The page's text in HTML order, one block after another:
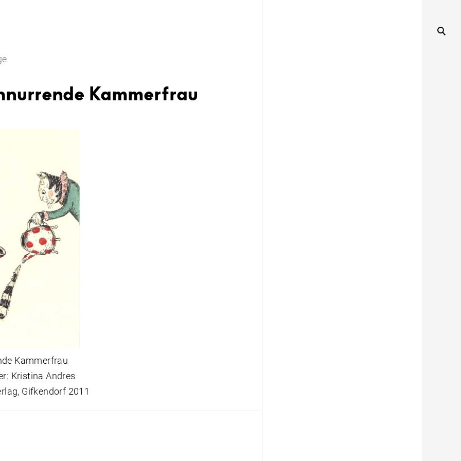
Kammerfrau
Kammerfrau
Kristina Andres
Gifkendorf 2011